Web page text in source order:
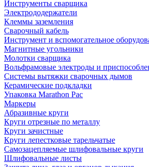
Инструменты сварщика
Электрододержатели
Клеммы заземления
Сварочный кабель
Инструмент и вспомогательное
Магнитные угольники
Молотки сварщика
Вольфрамовые электроды и
Системы вытяжки сварочных дымов
Керамические подкладки
Упаковка Marathon Pac
Маркеры
Абразивные круги
Круги отрезные по металлу
Круги зачистные
Круги лепестковые тарельчатые
Самозацепляемые шлифовальные круги
Шлифовальные листы